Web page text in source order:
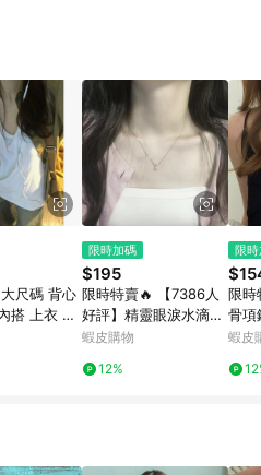
此限。 6. APP 請更新至
品，禮物卡，開館保證金，補
LINE 購物站上之商品規格、
資訊頁及購物車不符，以
示為準。 10. 點數紅包使用規
若於 LINE 購物前往 Pinkoi
成訂單，不符合導購資格；承
過 LINE 購物前往 Pinkoi 頁
尺碼 背心
搭 上衣 無
胖mmBF風
寬鬆百搭
限時加碼
$195
限時特賣🔥 【7386人
好評】精靈眼淚水滴項
鏈女925純銀不掉色ins
禮物
蝦皮購物
12%
限
限時
骨項
奢小
蝦皮